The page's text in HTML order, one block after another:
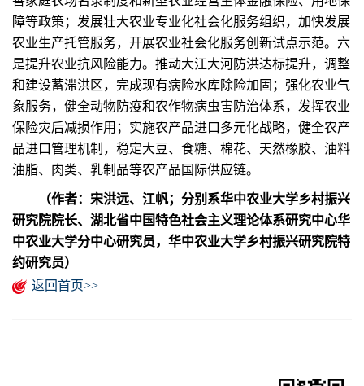
障等政策；发展壮大农业专业化社会化服务组织，加快发展
农业生产托管服务，开展农业社会化服务创新试点示范。六
是提升农业抗风险能力。推动大江大河防洪达标提升，调整
和建设蓄滞洪区，完成现有病险水库除险加固；强化农业气
象服务，健全动物防疫和农作物病虫害防治体系，发挥农业
保险灾后减损作用；实施农产品进口多元化战略，健全农产
品进口管理机制，稳定大豆、食糖、棉花、天然橡胶、油料
油脂、肉类、乳制品等农产品国际供应链。
（作者：宋洪远、江帆；分别系华中农业大学乡村振兴
研究院院长、湖北省中国特色社会主义理论体系研究中心华
中农业大学分中心研究员，华中农业大学乡村振兴研究院特
约研究员）
返回首页>>